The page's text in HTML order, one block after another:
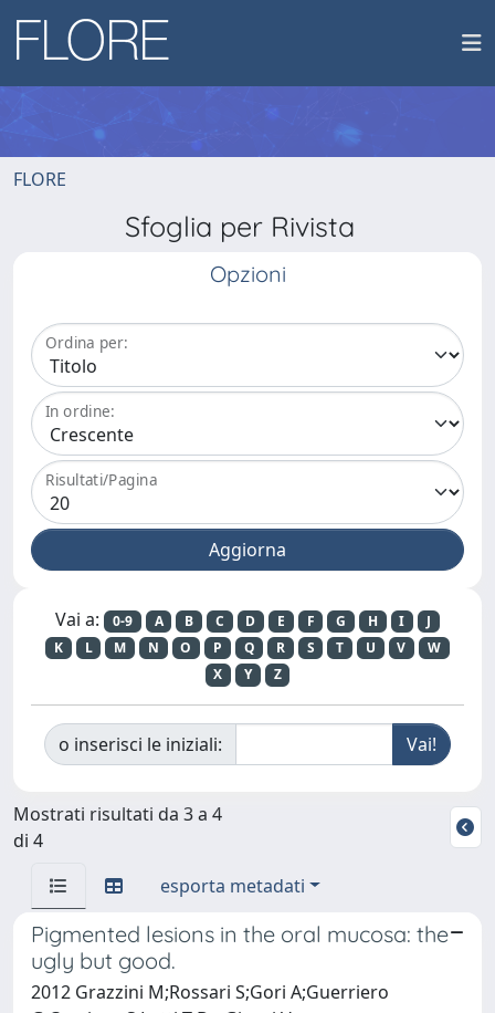
FLORE
Sfoglia per Rivista
Opzioni
Ordina per:
In ordine:
Risultati/Pagina
Vai a: 0-9 A B C D E F G H I
J
K
L M N O P Q R S T U V
W
X
Y Z
o inserisci le iniziali:
Mostrati risultati da 3 a 4
di 4
esporta metadati
Pigmented lesions in the oral mucosa: the
ugly but good.
2012 Grazzini M;Rossari S;Gori A;Guerriero